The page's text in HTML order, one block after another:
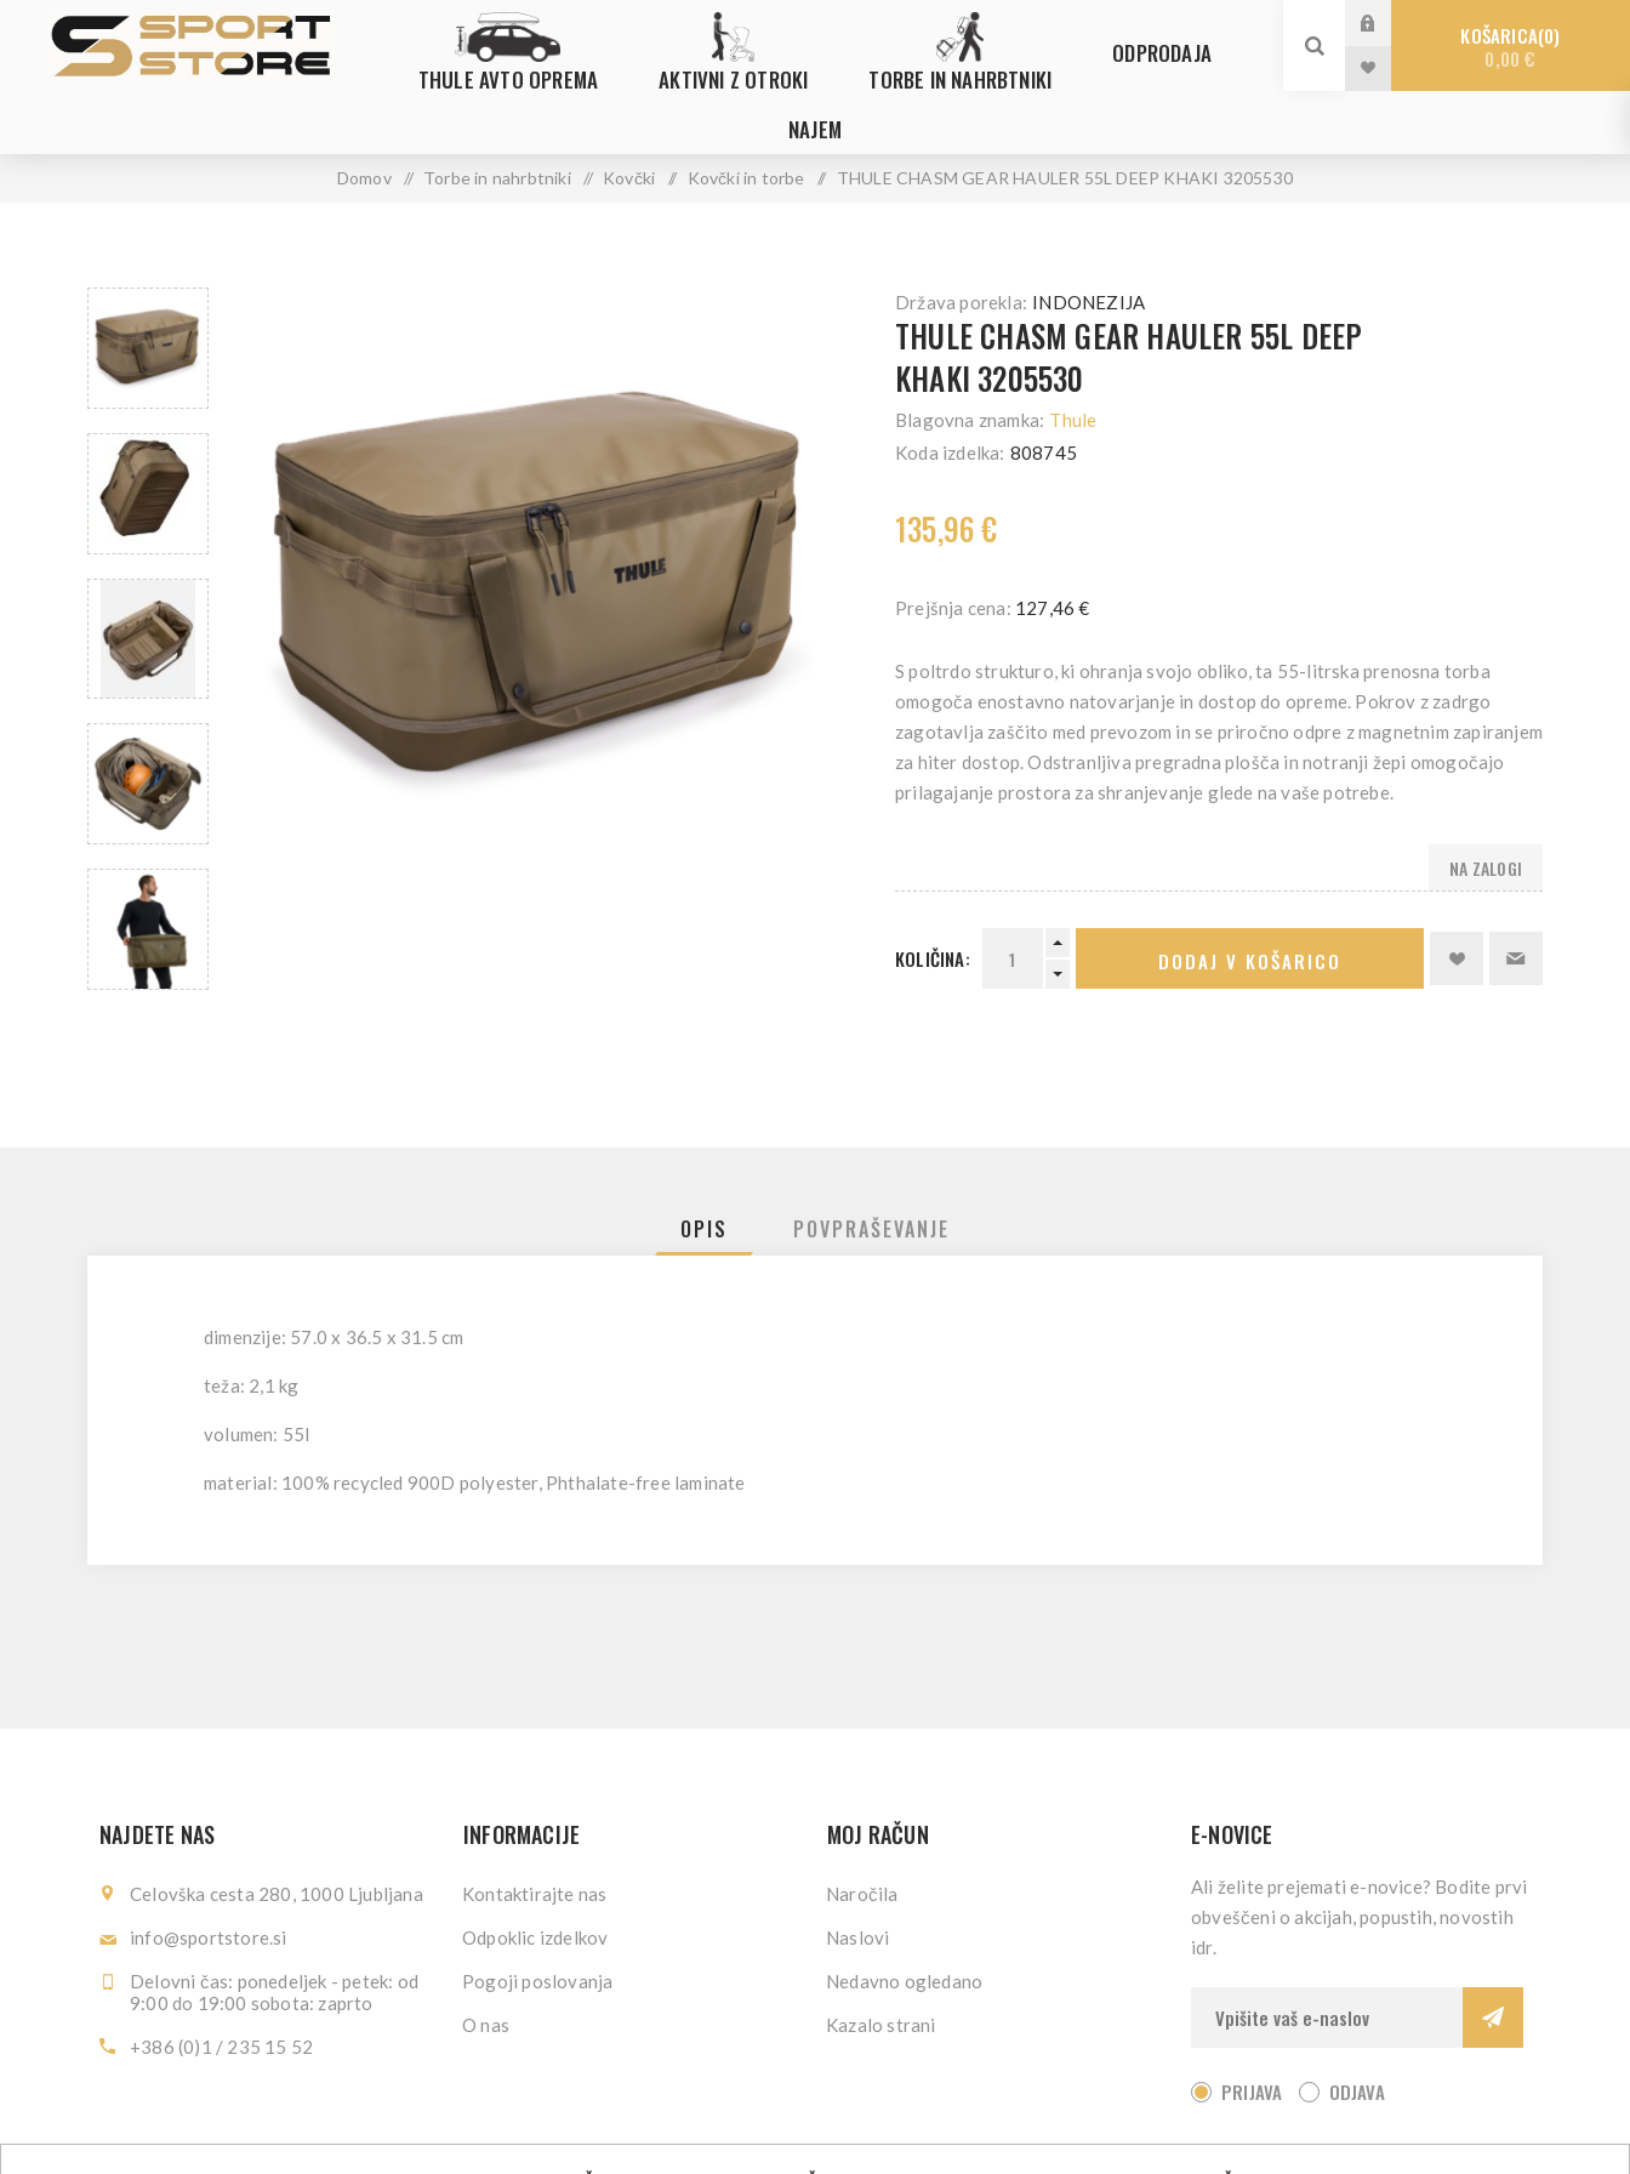
THULE AVTO OPREMA AKTIVNI Z OTROKI TORBE IN NAHRBTNIKI
ODPRODAJA
NAJEM
KOŠARICA 0
0,00 €
Domov / Torbe in nahrbtniki / Kovčki / Kovčki in torbe / THULE CHASM GEAR HAULER 55L DEEP KHAKI 3205530
Država porekla: INDONEZIJA
THULE CHASM GEAR HAULER 55L DEEP
KHAKI 3205530
Blagovna znamka: Thule
Koda izdelka: 808745
135,96 €
Prejšnja cena: 127,46 €
S poltrdo strukturo, ki ohranja svojo obliko, ta 55-litrska prenosna torba
omogoča enostavno natovarjanje in dostop do opreme. Pokrov z zadrgo
zagotavlja zaščito med prevozom in se priročno odpre z magnetnim zapiranjem
za hiter dostop. Odstranljiva pregradna plošča in notranji žepi omogočajo
prilagajanje prostora za shranjevanje glede na vaše potrebe.
NA ZALOGI
KOLIČINA: DODAJ V KOŠARICO
OPIS POVPRAŠEVANJE
dimenzije: 57.0 x 36.5 x 31.5 cm
teža: 2,1 kg
volumen: 55l
material: 100% recycled 900D polyester, Phthalate-free laminate
NAJDETE NAS
Celovška cesta 280, 1000 Ljubljana
info@sportstore.si
Delovni čas: ponedeljek - petek: od
9:00 do 19:00 sobota: zaprto
+386 (0)1 / 235 15 52
INFORMACIJE
Kontaktirajte nas
Odpoklic izdelkov
Pogoji poslovanja
O nas
MOJ RAČUN
Naročila
Naslovi
Nedavno ogledano
Kazalo strani
E-NOVICE
Ali želite prejemati e-novice? Bodite prvi
obveščeni o akcijah, popustih, novostih
idr.
PRIJAVA ODJAVA